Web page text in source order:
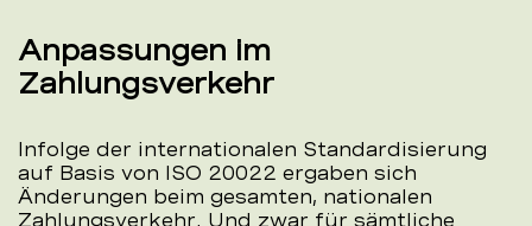
Anpassungen im
Zahlungsverkehr
Infolge der internationalen Standardisierung
auf Basis von ISO 20022 ergaben sich
Änderungen beim gesamten, nationalen
Zahlungsverkehr. Und zwar für sämtliche